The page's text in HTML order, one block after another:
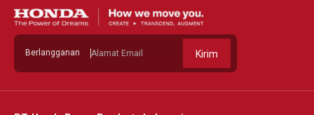
Berlangganan Kirim